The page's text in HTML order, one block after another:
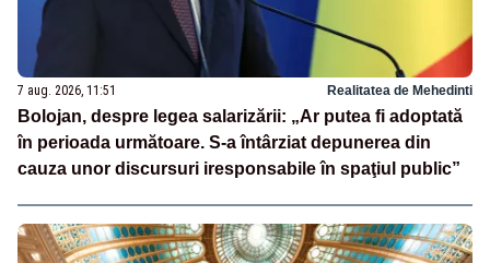
7 aug. 2026, 11:51 Realitatea de Mehedinti
Bolojan, despre legea salarizării: „Ar putea fi adoptată
în perioada următoare. S-a întârziat depunerea din
cauza unor discursuri iresponsabile în spaţiul public”